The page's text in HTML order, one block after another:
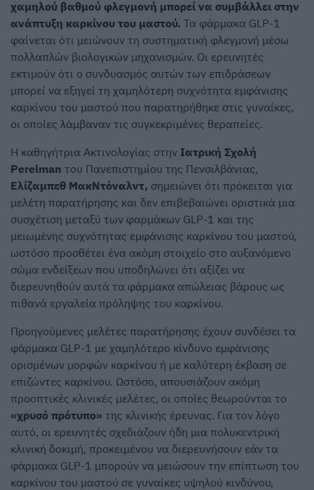
χαμηλού βαθμού φλεγμονή μπορεί να συμβάλλει στην
ανάπτυξη καρκίνου του μαστού. Τα φάρμακα GLP-1
φαίνεται ότι μειώνουν τη συστηματική φλεγμονή μέσω
πολλαπλών βιολογικών μηχανισμών. Οι ερευνητές
εκτιμούν ότι ο συνδυασμός αυτών των επιδράσεων
μπορεί να εξηγεί τη χαμηλότερη συχνότητα εμφάνισης
καρκίνου του μαστού που παρατηρήθηκε στις γυναίκες,
οι οποίες λάμβαναν τις συγκεκριμένες θεραπείες.
Η καθηγήτρια Ακτινολογίας στην Ιατρική Σχολή
Perelman του Πανεπιστημίου της Πενσιλβάνιας,
Ελίζαμπεθ ΜακΝτόναλντ, σημειώνει ότι πρόκειται για
μελέτη παρατήρησης και δεν επιβεβαιώνει οριστικά μια
συσχέτιση μεταξύ των φαρμάκων GLP-1 και της
μειωμένης συχνότητας εμφάνισης καρκίνου του μαστού,
ωστόσο προσθέτει ένα ακόμη στοιχείο στο αυξανόμενο
σώμα ενδείξεων που υποδηλώνει ότι αξίζει να
διερευνηθούν αυτά τα φάρμακα απώλειας βάρους ως
πιθανά εργαλεία πρόληψης του καρκίνου.
Προηγούμενες μελέτες παρατήρησης έχουν συνδέσει τα
φάρμακα GLP-1 με χαμηλότερο κίνδυνο εμφάνισης
ορισμένων μορφών καρκίνου ή με καλύτερη έκβαση σε
επιζώντες καρκίνου. Ωστόσο, απουσιάζουν ακόμη
προοπτικές κλινικές μελέτες, οι οποίες θεωρούνται το
«χρυσό πρότυπο» της κλινικής έρευνας. Για τον λόγο
αυτό, οι ερευνητές σχεδιάζουν ήδη μια πολυκεντρική
κλινική δοκιμή, προκειμένου να διερευνήσουν εάν τα
φάρμακα GLP-1 μπορούν να μειώσουν την επίπτωση του
καρκίνου του μαστού σε γυναίκες υψηλού κινδύνου,